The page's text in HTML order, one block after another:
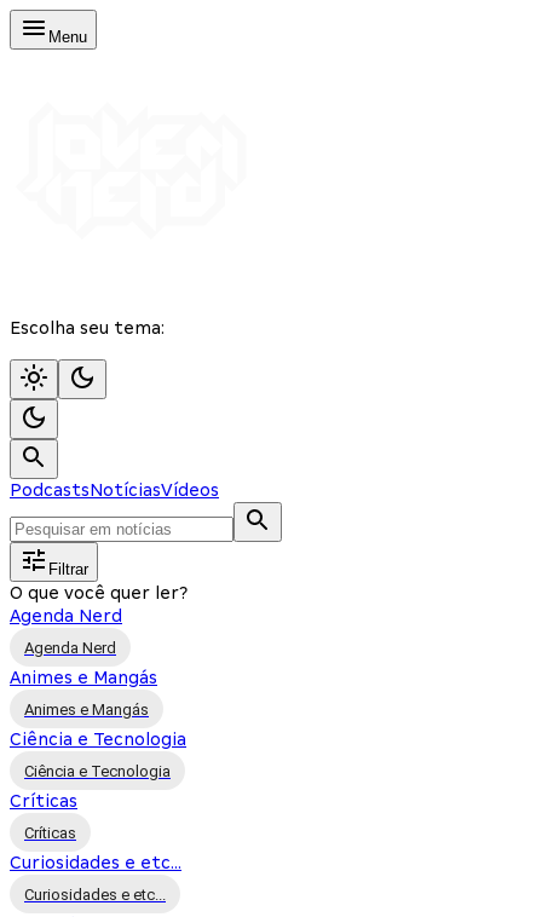
Menu
Escolha seu tema:
PodcastsNotíciasVídeos
Filtrar
O que você quer ler?
Agenda Nerd
Agenda Nerd
Animes e Mangás
Animes e Mangás
Ciência e Tecnologia
Ciência e Tecnologia
Críticas
Críticas
Curiosidades e etc...
Curiosidades e etc...